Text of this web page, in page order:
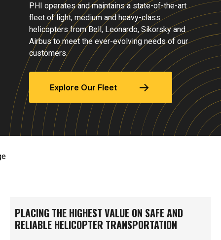
PHI operates and maintains a state-of-the-art
fleet of light, medium and heavy-class
helicopters from Bell, Leonardo, Sikorsky and
Airbus to meet the ever-evolving needs of our
customers.
Explore Our Fleet
PLACING THE HIGHEST VALUE ON SAFE AND
RELIABLE HELICOPTER TRANSPORTATION